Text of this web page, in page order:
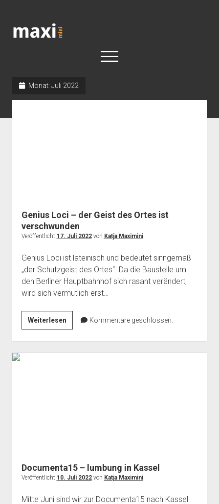
open
Monat: Juli 2022
Genius Loci – der Geist des Ortes ist
verschwunden
Veröffentlicht 17. Juli 2022von Katja Maximini.
Genius Loci ist lateinisch und bedeutet sinngemäß
„der Schutzgeist des Ortes“. Da die Baustelle um
den Berliner Hauptbahnhof sich rasant verändert,
wird sich vermutlich erst…
WeiterlesenGenius
Loci
–
der
Kommentare geschlossen.
Documenta15 – lumbung in Kassel
Veröffentlicht 10. Juli 2022von Katja Maximini.
Mitte Juni sind wir zur Documenta15 nach Kassel